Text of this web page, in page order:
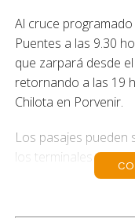
Al cruce
Puentes a las 9.30
que zarpará desde
retornando a las 19
Chilota en Porvenir.
Los pasajes pueden
los terminales o en